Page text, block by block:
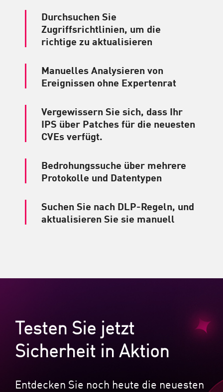
Durchsuchen Sie
Zugriffsrichtlinien, um die
richtige zu aktualisieren
Manuelles Analysieren von
Ereignissen ohne Expertenrat
Vergewissern Sie sich, dass Ihr
IPS über Patches für die neuesten
CVEs verfügt.
Bedrohungssuche über mehrere
Protokolle und Datentypen
Suchen Sie nach DLP-Regeln, und
aktualisieren Sie sie manuell
Testen Sie jetzt
Sicherheit in Aktion
Entdecken Sie noch heute die neuesten